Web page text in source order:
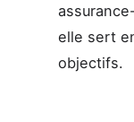
elle sert
objectifs.